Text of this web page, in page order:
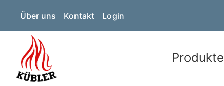
Über uns Kontakt Login
Produkte